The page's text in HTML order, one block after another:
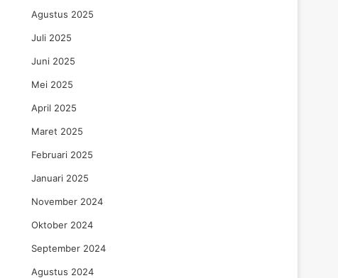
Agustus 2025
Juli 2025
Juni 2025
Mei 2025
April 2025
Maret 2025
Februari 2025
Januari 2025
November 2024
Oktober 2024
September 2024
Agustus 2024